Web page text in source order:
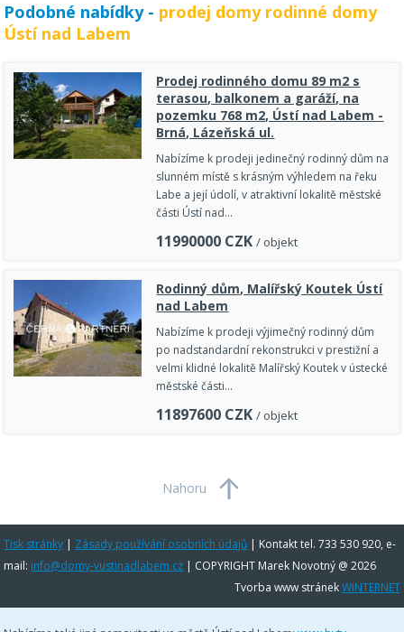
Podobné nabídky - prodej domy rodinné domy
Ústí nad Labem
Prodej rodinného domu 89 m2 s
terasou, balkonem a garáží, na
pozemku 768 m2, Ústí nad Labem -
Brná, Lázeňská ul.
Nabízíme k prodeji jedinečný rodinný dům na
slunném místě s krásným výhledem na řeku
Labe a její údolí, v atraktivní lokalitě městské
části Ústí nad…
11990000 CZK / objekt
Rodinný dům, Malířský Koutek Ústí
nad Labem
Nabízíme k prodeji výjimečný rodinný dům
po nadstandardní rekonstrukci v prestižní a
velmi klidné lokalitě Malířský Koutek v ústecké
městské části…
11897600 CZK / objekt
Nahoru
Tisk stránky | Zásady používání osobních údajů | Kontakt tel. 733 530 920, e-
mail: info@domy-vustinadlabem.cz | COPYRIGHT Marek Novotný @ 2026
Tvorba www stránekWINTERNET